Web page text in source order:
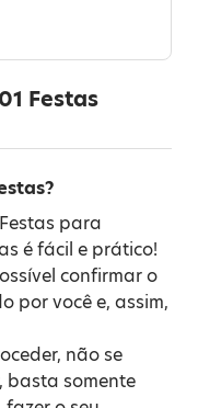
Festas
para
é fácil e prático!
confirmar o
por você e, assim,
não se
basta somente